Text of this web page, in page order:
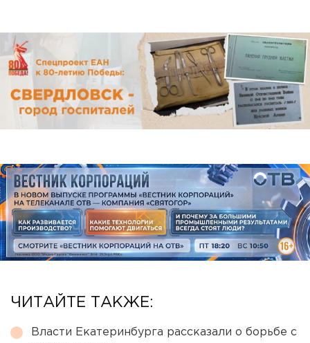
ЧИТАЙТЕ ТАКЖЕ:
Власти Екатеринбурга рассказали о борьбе с